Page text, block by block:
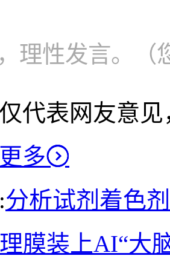
理性发言。（
代表网友意
更多
分析试剂 着色剂
膜装上AI“大